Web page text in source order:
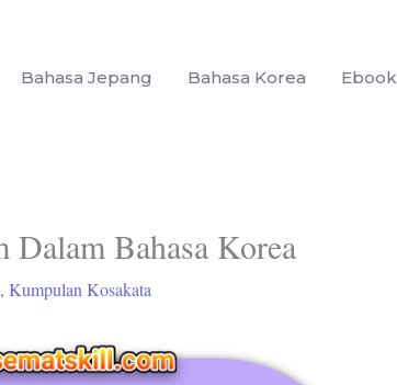
Bahasa Jepang Bahasa Korea
Dalam Bahasa Korea
, Kumpulan Kosakata